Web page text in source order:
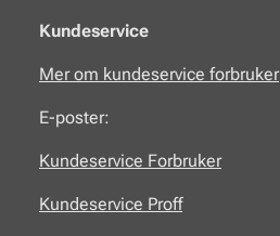
Kundeservice
Mer om kundeservice forbruker
E-poster:
Kundeservice Forbruker
Kundeservice Proff